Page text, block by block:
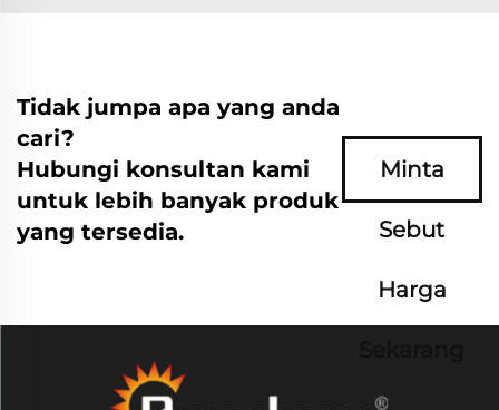
Tidak jumpa apa yang anda
cari?
Hubungi konsultan kami
untuk lebih banyak produk
yang tersedia.
Minta
Sebut
Harga